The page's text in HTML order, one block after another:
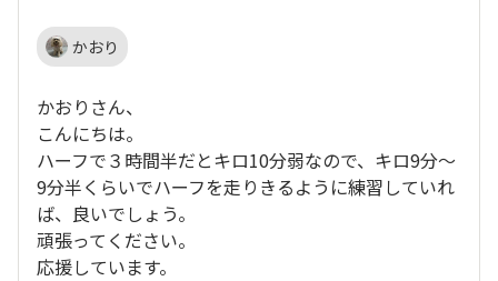
かおり
かおりさん、
こんにちは。
ハーフで３時間半だとキロ10分弱なので、キロ9分〜
9分半くらいでハーフを走りきるように練習していれ
ば、良いでしょう。
頑張ってください。
応援しています。